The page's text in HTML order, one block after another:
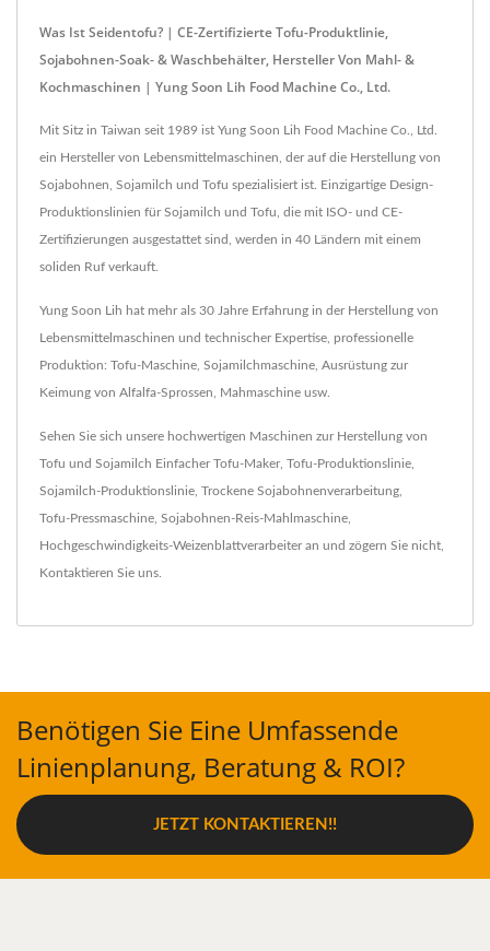
Was Ist Seidentofu? | CE-Zertifizierte Tofu-Produktlinie,
Sojabohnen-Soak- & Waschbehälter, Hersteller Von Mahl- &
Kochmaschinen | Yung Soon Lih Food Machine Co., Ltd.
Mit Sitz in Taiwan seit 1989 ist Yung Soon Lih Food Machine Co., Ltd.
ein Hersteller von Lebensmittelmaschinen, der auf die Herstellung von
Sojabohnen, Sojamilch und Tofu spezialisiert ist. Einzigartige Design-
Produktionslinien für Sojamilch und Tofu, die mit ISO- und CE-
Zertifizierungen ausgestattet sind, werden in 40 Ländern mit einem
soliden Ruf verkauft.
Yung Soon Lih hat mehr als 30 Jahre Erfahrung in der Herstellung von
Lebensmittelmaschinen und technischer Expertise, professionelle
Produktion: Tofu-Maschine, Sojamilchmaschine, Ausrüstung zur
Keimung von Alfalfa-Sprossen, Mahmaschine usw.
Sehen Sie sich unsere hochwertigen Maschinen zur Herstellung von
Tofu und Sojamilch Einfacher Tofu-Maker, Tofu-Produktionslinie,
Sojamilch-Produktionslinie, Trockene Sojabohnenverarbeitung,
Tofu-Pressmaschine, Sojabohnen-Reis-Mahlmaschine,
Hochgeschwindigkeits-Weizenblattverarbeiteran und zögern Sie nicht,
Kontaktieren Sie uns.
Benötigen Sie Eine Umfassende
Linienplanung, Beratung & ROI?
JETZT KONTAKTIEREN!!